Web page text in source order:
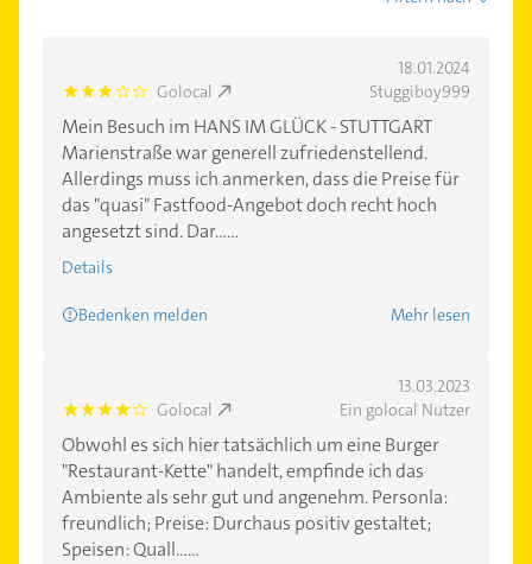
18.01.2024
3.0 Golocal Stuggiboy999
Mein Besuch im HANS IM GLÜCK - STUTTGART
Marienstraße war generell zufriedenstellend.
Allerdings muss ich anmerken, dass die Preise für
das "quasi" Fastfood-Angebot doch recht hoch
angesetzt sind. Dar......
Details
Bedenken melden Mehr lesen
13.03.2023
4.0 Golocal Ein golocal Nutzer
Obwohl es sich hier tatsächlich um eine Burger
"Restaurant-Kette" handelt, empfinde ich das
Ambiente als sehr gut und angenehm. Personla:
freundlich; Preise: Durchaus positiv gestaltet;
Speisen: Quall......